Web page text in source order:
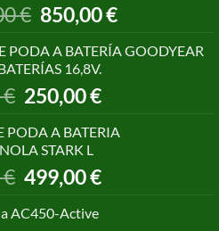
€ El
precio
original
era:
1.055,00 €.
850,00€El
actual
PODA A BATERÍA GOODYEAR
16,8V.
€ El
precio
original
era:
299,00 €.
250,00€El
actual
250,00 €.
PODA A BATERIA
STARK L
€
El
precio
original
499,00€El
AC450-Active